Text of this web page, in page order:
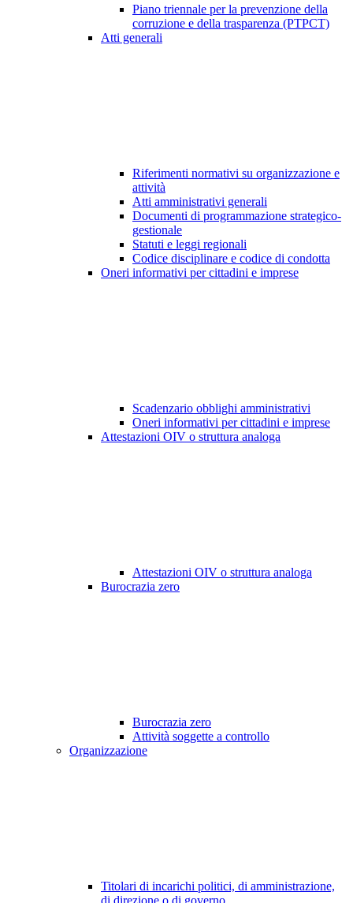
Piano triennale per la prevenzione della
corruzione e della trasparenza (PTPCT)
Atti generali
Riferimenti normativi su organizzazione e
attività
Atti amministrativi generali
Documenti di programmazione strategico-
gestionale
Statuti e leggi regionali
Codice disciplinare e codice di condotta
Oneri informativi per cittadini e imprese
Scadenzario obblighi amministrativi
Oneri informativi per cittadini e imprese
Attestazioni OIV o struttura analoga
Attestazioni OIV o struttura analoga
Burocrazia zero
Burocrazia zero
Attività soggette a controllo
Organizzazione
Titolari di incarichi politici, di amministrazione,